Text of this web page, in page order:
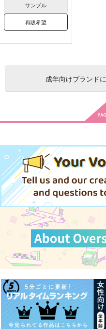
サンプル
再販希望
成年向けブランドに